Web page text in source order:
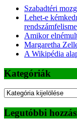
Szabadtéri
Lehet-e
Amikor
Margaretha
A Wikipédia
Kategóriák
Kategóriák
Legutóbbi